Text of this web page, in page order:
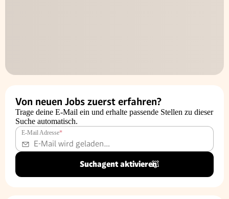
Von neuen Jobs zuerst erfahren?
Trage deine E-Mail ein und erhalte passende Stellen zu dieser
Suche automatisch.
E-Mail Adresse*
Suchagent aktivieren